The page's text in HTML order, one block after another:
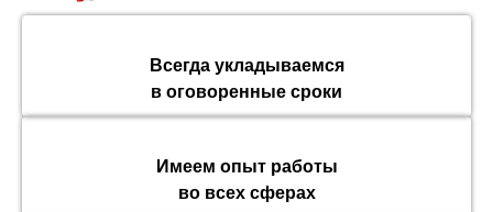
Всегда укладываемся
в оговоренные сроки
Имеем опыт работы
во всех сферах